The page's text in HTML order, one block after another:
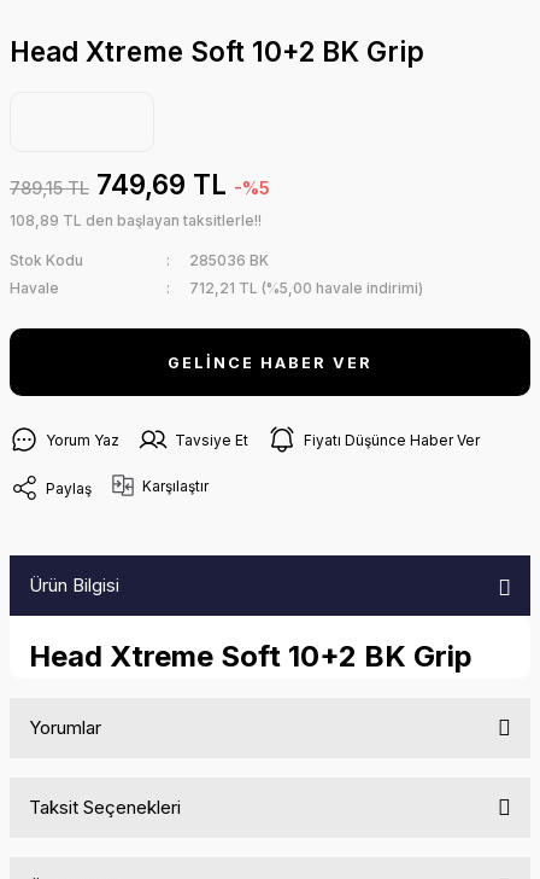
Head Xtreme Soft 10+2 BK Grip
789,15 TL 749,69 TL -%5
108,89 TL den başlayan taksitlerle!!
Stok Kodu
285036 BK
Havale
712,21 TL (%5,00 havale indirimi)
GELİNCE HABER VER
Yorum Yaz Tavsiye Et Fiyatı Düşünce Haber Ver
Paylaş Karşılaştır
Ürün Bilgisi
Head Xtreme Soft 10+2 BK Grip
Yorumlar
Taksit Seçenekleri